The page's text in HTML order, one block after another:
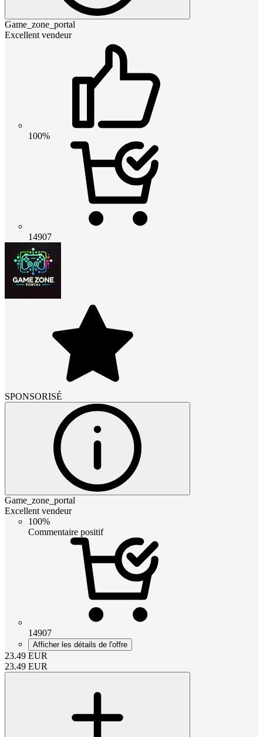
Game_zone_portal
Excellent vendeur
100%
14907
SPONSORISÉ
Game_zone_portal
Excellent vendeur
100%
Commentaire positif
14907
Afficher les détails de l'offre
23.49 EUR
23.49 EUR